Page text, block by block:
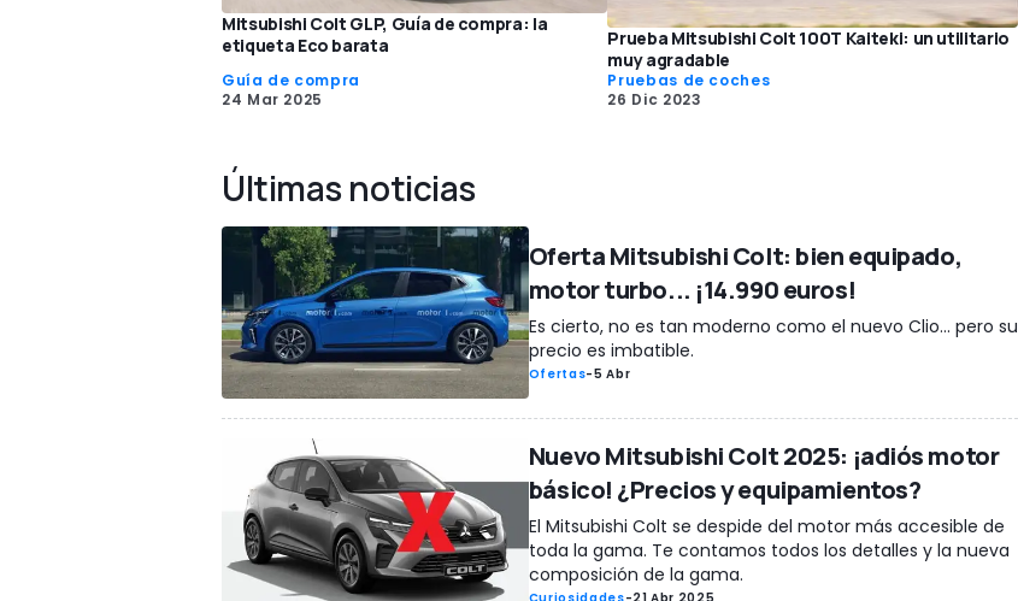
Mitsubishi Colt GLP, Guía de compra: la
etiqueta Eco barata
Guía de compra
24 Mar 2025
Prueba Mitsubishi Colt 100T Kaiteki: un utilitario
muy agradable
Pruebas de coches
26 Dic 2023
Últimas noticias
Oferta Mitsubishi Colt: bien equipado,
motor turbo... ¡14.990 euros!
Es cierto, no es tan moderno como el nuevo Clio... pero su
precio es imbatible.
Ofertas-5 Abr
Nuevo Mitsubishi Colt 2025: ¡adiós motor
básico! ¿Precios y equipamientos?
El Mitsubishi Colt se despide del motor más accesible de
toda la gama. Te contamos todos los detalles y la nueva
composición de la gama.